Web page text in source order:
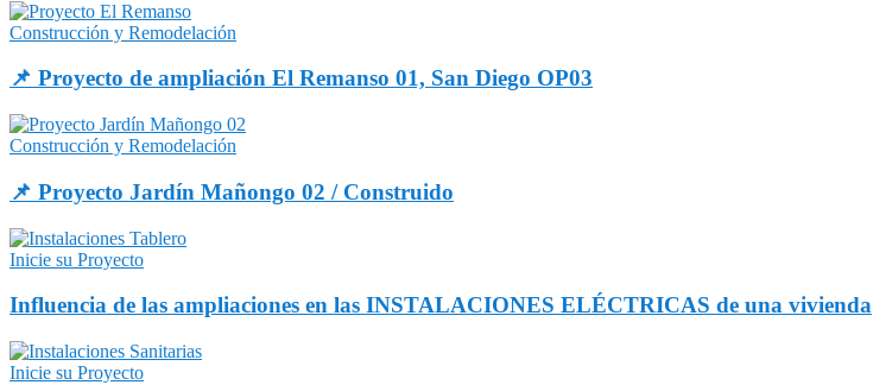
Construcción y Remodelación
📌 Proyecto de ampliación El Remanso 01, San Diego OP03
Construcción y Remodelación
📌 Proyecto Jardín Mañongo 02 / Construido
Inicie su Proyecto
Influencia de las ampliaciones en las INSTALACIONES ELÉCTRICAS de una vivienda
Inicie su Proyecto